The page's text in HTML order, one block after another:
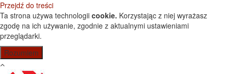
Przejdź do treści
Ta strona używa technologii cookie. Korzystając z niej wyrażasz
zgodę na ich używanie, zgodnie z aktualnymi ustawieniami
przeglądarki.